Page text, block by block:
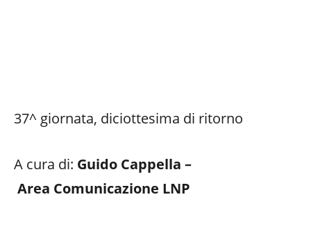
37^ giornata, diciottesima di ritorno
A cura di: Guido Cappella –
Area Comunicazione LNP